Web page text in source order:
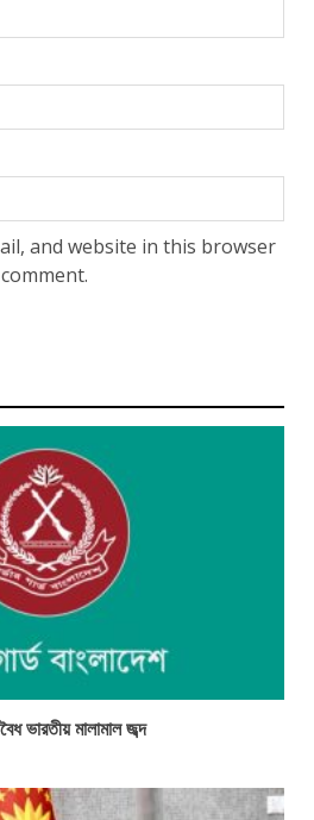
and website in this browser
ভারতীয় মালামাল জব্দ